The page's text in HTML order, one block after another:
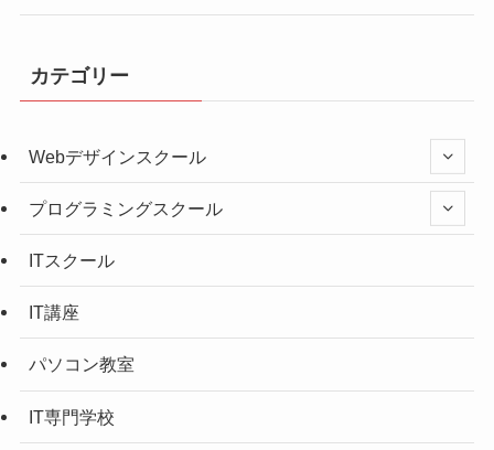
カテゴリー
Webデザインスクール
プログラミングスクール
ITスクール
IT講座
パソコン教室
IT専門学校